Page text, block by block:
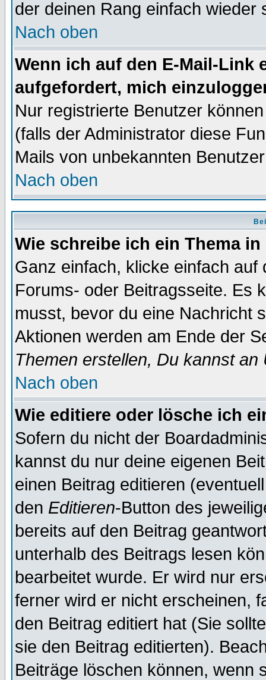
der deinen Rang einfach wieder
Nach oben
Wenn ich auf den E-Mail-Link
aufgefordert, mich
Nur registrierte Benutzer
(falls der Administrator diese
Mails von unbekannten
Nach oben
Wie schreibe ich ein Thema
Ganz einfach, klicke einfach
Forums- oder Beitragsseite. Es
musst, bevor du eine Nachricht
Aktionen werden am Ende der
Themen erstellen, Du kannst
Nach oben
Wie editiere oder lösche ich
Sofern du nicht der
kannst du nur deine eigenen
einen Beitrag editieren
den Editieren-Button des
bereits auf den Beitrag
unterhalb des Beitrags lesen
bearbeitet wurde. Er wird nur
ferner wird er nicht erscheinen,
den Beitrag editiert hat (Sie
sie den Beitrag editierten).
Beiträge löschen können, wenn